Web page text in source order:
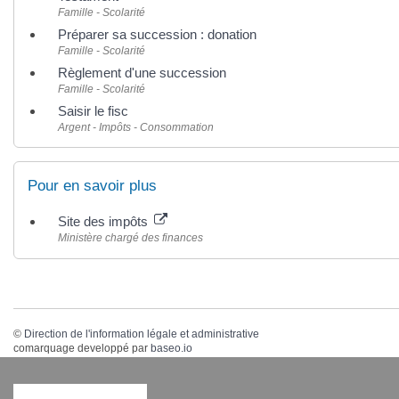
Famille - Scolarité
Préparer sa succession : donation
Famille - Scolarité
Règlement d'une succession
Famille - Scolarité
Saisir le fisc
Argent - Impôts - Consommation
Pour en savoir plus
Site des impôts
Ministère chargé des finances
© Direction de l'information légale et administrative
comarquage developpé par baseo.io